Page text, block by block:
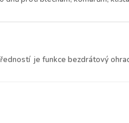
je funkce bezdrátový